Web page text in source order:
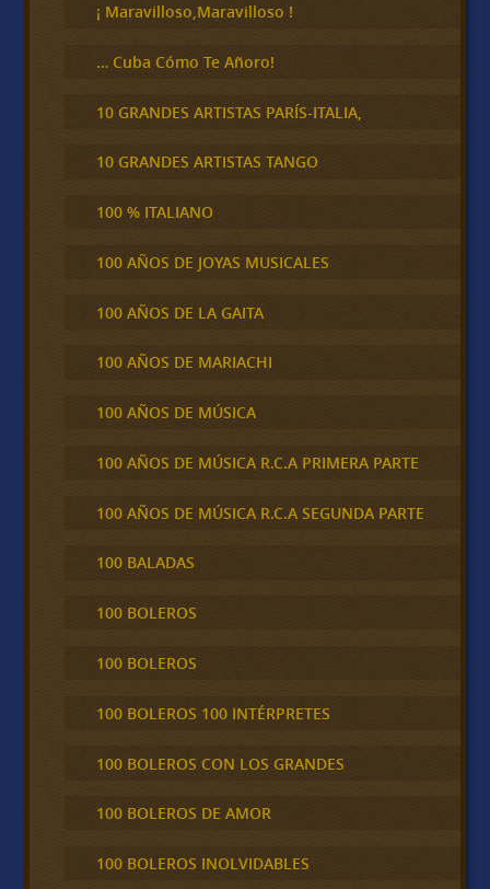
¡ Maravilloso,Maravilloso !
… Cuba Cómo Te Añoro!
10 GRANDES ARTISTAS PARÍS-ITALIA,
10 GRANDES ARTISTAS TANGO
100 % ITALIANO
100 AÑOS DE JOYAS MUSICALES
100 AÑOS DE LA GAITA
100 AÑOS DE MARIACHI
100 AÑOS DE MÚSICA
100 AÑOS DE MÚSICA R.C.A PRIMERA PARTE
100 AÑOS DE MÚSICA R.C.A SEGUNDA PARTE
100 BALADAS
100 BOLEROS
100 BOLEROS
100 BOLEROS 100 INTÉRPRETES
100 BOLEROS CON LOS GRANDES
100 BOLEROS DE AMOR
100 BOLEROS INOLVIDABLES